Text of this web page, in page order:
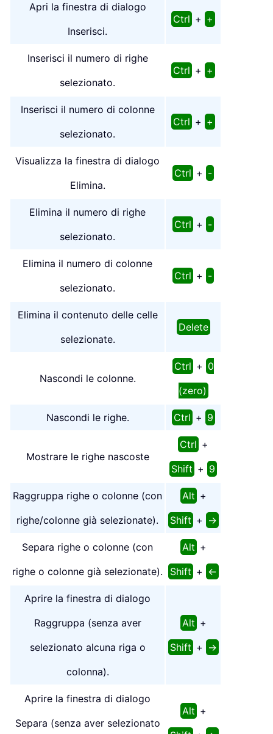
Apri la finestra di dialogo
Inserisci.
Ctrl + +
Inserisci il numero di righe
selezionato.
Ctrl + +
Inserisci il numero di colonne
selezionato.
Ctrl + +
Visualizza la finestra di dialogo
Elimina.
Ctrl + -
Elimina il numero di righe
selezionato.
Ctrl + -
Elimina il numero di colonne
selezionato.
Ctrl + -
Elimina il contenuto delle celle
selezionate.
Delete
Nascondi le colonne.
Ctrl + 0
(zero)
Nascondi le righe. Ctrl + 9
Mostrare le righe nascoste
Ctrl +
Shift + 9
Raggruppa righe o colonne (con
righe/colonne già selezionate).
Alt +
Shift + →
Separa righe o colonne (con
righe o colonne già selezionate).
Alt +
Shift + ←
Aprire la finestra di dialogo
Raggruppa (senza aver
selezionato alcuna riga o
colonna).
Alt +
Shift + →
Aprire la finestra di dialogo
Separa (senza aver selezionato
Alt +